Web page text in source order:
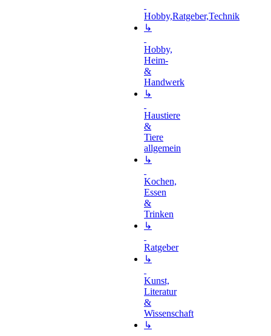
Hobby,Ratgeber,Technik
↳
Hobby,
Heim-
&
Handwerk
↳
Haustiere
&
Tiere
allgemein
↳
Kochen,
Essen
&
Trinken
↳
Ratgeber
↳
Kunst,
Literatur
&
Wissenschaft
↳